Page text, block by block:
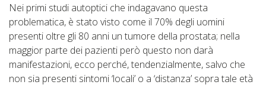
Nei primi studi autoptici che indagavano questa
problematica, è stato visto come il 70% degli uomini
presenti oltre gli 80 anni un tumore della prostata; nella
maggior parte dei pazienti però questo non darà
manifestazioni, ecco perché, tendenzialmente, salvo che
non sia presenti sintomi ‘locali’ o a ‘distanza’ sopra tale età